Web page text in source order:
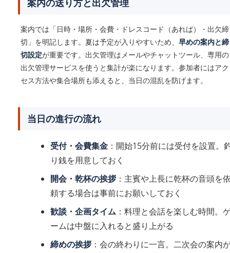
案内の送り方と出欠管理
案内では「日時・場所・会費・ドレスコード（あれば）・出欠締
切」を明記します。夏は予定が入りやすいため、 早めの案内と締
切設定が重要です。出欠管理はメールやチャットツール、専用の
出欠管理サービスを使うと集計が楽になります。参加者にはアク
セス方法や集合場所も添えると、当日の混乱を防げます。
当日の進行の流れ
受付・会費集金 ：開始15分前には受付を設置。
り銭を用意しておく
開会・乾杯の挨拶：主賓や上長に乾杯の音頭を
頼する場合は事前にお願いしておく
歓談・企画タイム ：料理と会話を楽しむ時間。
ームは中盤に入れると盛り上がる
締めの挨拶：会の終わりに一言。二次会の案内